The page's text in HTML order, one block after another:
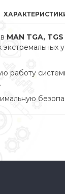
MAN TGA,
работу